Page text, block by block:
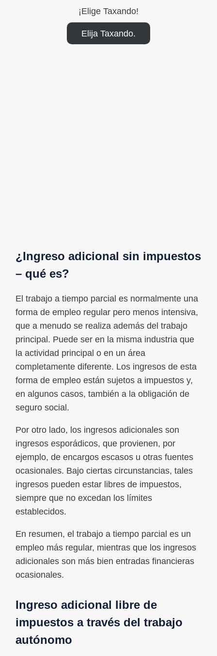
¡Elige Taxando!
Elija Taxando.
¿Ingreso adicional sin impuestos
– qué es?
El trabajo a tiempo parcial es normalmente una
forma de empleo regular pero menos intensiva,
que a menudo se realiza además del trabajo
principal. Puede ser en la misma industria que
la actividad principal o en un área
completamente diferente. Los ingresos de esta
forma de empleo están sujetos a impuestos y,
en algunos casos, también a la obligación de
seguro social.
Por otro lado, los ingresos adicionales son
ingresos esporádicos, que provienen, por
ejemplo, de encargos escasos u otras fuentes
ocasionales. Bajo ciertas circunstancias, tales
ingresos pueden estar libres de impuestos,
siempre que no excedan los límites
establecidos.
En resumen, el trabajo a tiempo parcial es un
empleo más regular, mientras que los ingresos
adicionales son más bien entradas financieras
ocasionales.
Ingreso adicional libre de
impuestos a través del trabajo
autónomo